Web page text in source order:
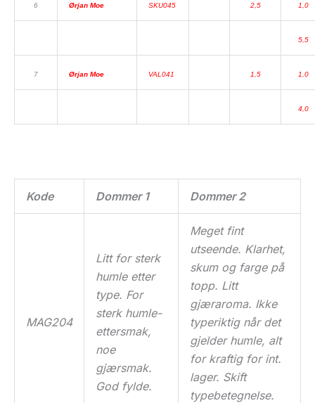
6 Ørjan Moe SKU045 2,5 1,0
5,5
7 Ørjan Moe VAL041 1,5 1,0
4,0
Kode Dommer 1 Dommer 2
MAG204
Litt for sterk
humle etter
type. For
sterk humle-
ettersmak,
noe
gjærsmak.
God fylde.
Meget fint
utseende. Klarhet,
skum og farge på
topp. Litt
gjæraroma. Ikke
typeriktig når det
gjelder humle, alt
for kraftig for int.
lager. Skift
typebetegnelse.